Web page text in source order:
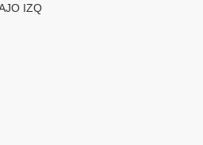
IZQ